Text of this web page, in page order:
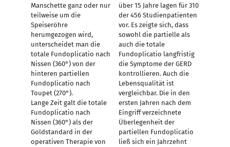
Manschette ganz oder nur
teilweise um die
Speiseröhre
herumgezogen wird,
unterscheidet man die
totale Fundoplicatio nach
Nissen (360°) von der
hinteren partiellen
Fundoplicatio nach
Toupet (270°).
Lange Zeit galt die totale
Fundoplicatio nach
Nissen (360°) als der
Goldstandard in der
operativen Therapie von
über 15 Jahre lagen für 310
der 456 Studienpatienten
vor. Es zeigte sich, dass
sowohl die partielle als
auch die totale
Fundoplicatio langfristig
die Symptome der GERD
kontrollieren. Auch die
Lebensqualität ist
vergleichbar. Die in den
ersten Jahren nach dem
Eingriff verzeichnete
Überlegenheit der
partiellen Fundoplicatio
ließ sich ein Jahrzehnt